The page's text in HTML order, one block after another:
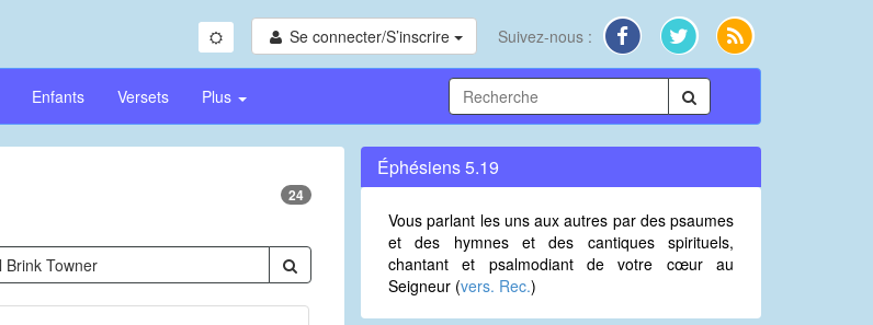
Se connecter/S’inscrire Suivez-nous :
Enfants Versets Plus
24
Éphésiens 5.19
Vous parlant les uns aux autres par des psaumes
et des hymnes et des cantiques spirituels,
chantant et psalmodiant de votre cœur au
Seigneur (vers. Rec.)